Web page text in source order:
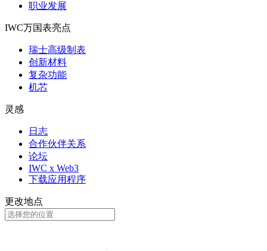
职业发展
IWC万国表亮点
瑞士高级制表
创新材料
复杂功能
机芯
灵感
日志
合作伙伴关系
论坛
IWC x Web3
下载应用程序
更改地点